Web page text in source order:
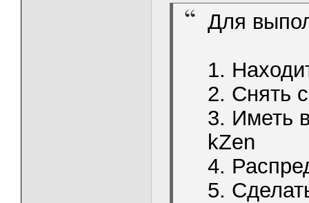
Для
1.
2. Снять
3. Иметь
kZen
4.
5.